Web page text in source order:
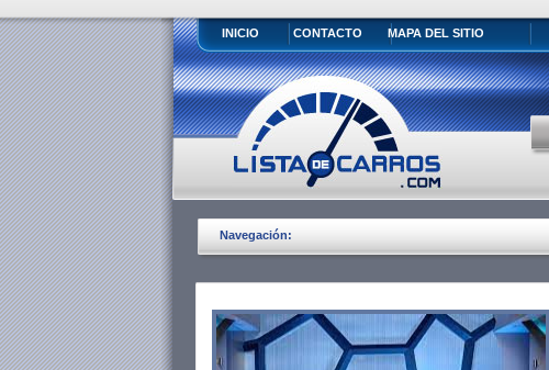
INICIO CONTACTO MAPA DEL SITIO
Navegación: